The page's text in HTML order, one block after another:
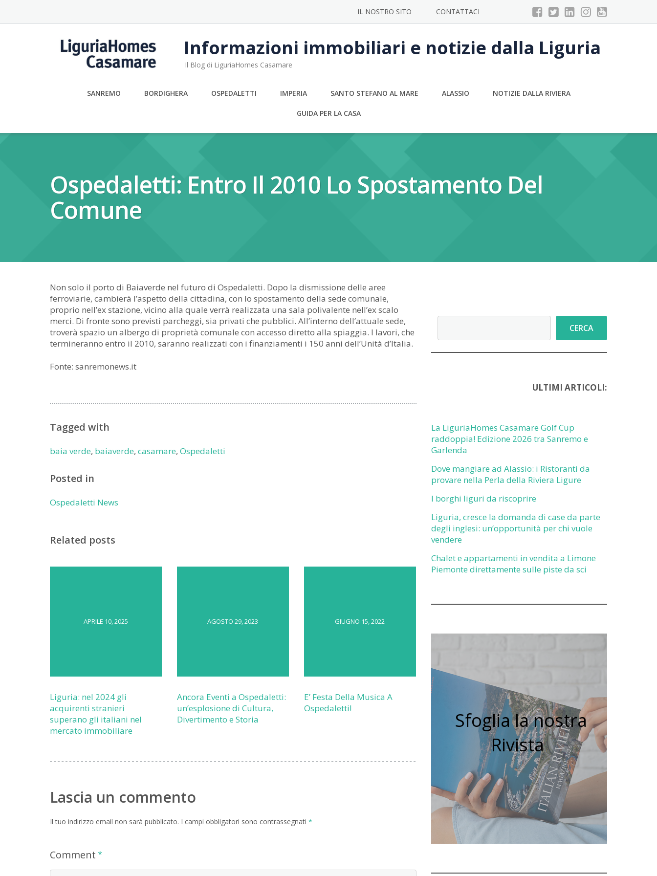
content
IL NOSTRO SITO CONTATTACI
Informazioni immobiliari e notizie dalla Liguria
Il Blog di LiguriaHomes Casamare
SANREMO BORDIGHERA OSPEDALETTI IMPERIA SANTO STEFANO AL MARE ALASSIO NOTIZIE DALLA RIVIERA
GUIDA PER LA CASA
Ospedaletti: Entro Il 2010 Lo Spostamento Del
Comune
Non solo il porto di Baiaverde nel futuro di Ospedaletti. Dopo la dismissione delle aree
ferroviarie, cambierà l’aspetto della cittadina, con lo spostamento della sede comunale,
proprio nell’ex stazione, vicino alla quale verrà realizzata una sala polivalente nell’ex scalo
merci. Di fronte sono previsti parcheggi, sia privati che pubblici. All’interno dell’attuale sede,
troverà spazio un albergo di proprietà comunale con accesso diretto alla spiaggia. I lavori, che
termineranno entro il 2010, saranno realizzati con i finanziamenti i 150 anni dell’Unità d’Italia.
Fonte: sanremonews.it
Tagged with
baia verde, baiaverde, casamare, Ospedaletti
Posted in
Ospedaletti News
Related posts
APRILE 10, 2025
Liguria: nel 2024 gli
acquirenti stranieri
superano gli italiani nel
mercato immobiliare
AGOSTO 29, 2023
Ancora Eventi a Ospedaletti:
un’esplosione di Cultura,
Divertimento e Storia
GIUGNO 15, 2022
E’ Festa Della Musica A
Ospedaletti!
Lascia un commento
Il tuo indirizzo email non sarà pubblicato. I campi obbligatori sono contrassegnati *
Comment *
CERCA
ULTIMI ARTICOLI:
La LiguriaHomes Casamare Golf Cup
raddoppia! Edizione 2026 tra Sanremo e
Garlenda
Dove mangiare ad Alassio: i Ristoranti da
provare nella Perla della Riviera Ligure
I borghi liguri da riscoprire
Liguria, cresce la domanda di case da parte
degli inglesi: un’opportunità per chi vuole
vendere
Chalet e appartamenti in vendita a Limone
Piemonte direttamente sulle piste da sci
Sfoglia la nostra
Rivista